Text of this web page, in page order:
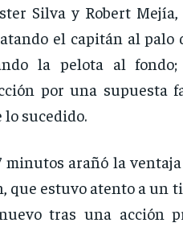
Silva y Robert
el capitán al palo
la pelota al fondo;
por una supuesta
lo sucedido.
minutos arañó la
que estuvo atento a un
tras una acción